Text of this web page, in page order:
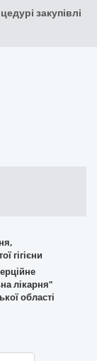
закупівлі
гігієни
лікарня"
області